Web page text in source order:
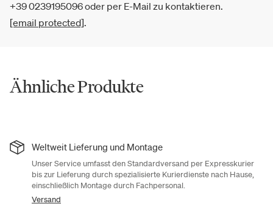
+39 0239195096 oder per E-Mail zu kontaktieren.
[email protected].
Ähnliche Produkte
Weltweit Lieferung und Montage
Unser Service umfasst den Standardversand per Expresskurier
bis zur Lieferung durch spezialisierte Kurierdienste nach Hause,
einschließlich Montage durch Fachpersonal.
Versand